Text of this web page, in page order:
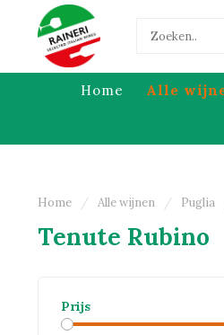
Home Alle
Home / Alle wijnen / Puglia
Tenute Rubino
Prijs